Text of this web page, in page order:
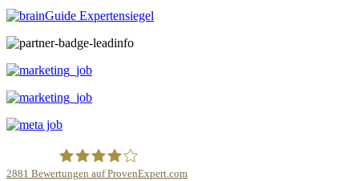
2881 Bewertungen auf ProvenExpert.com